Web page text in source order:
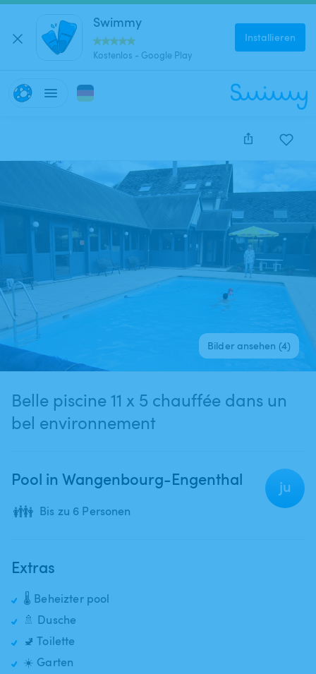
Swimmy
Kostenlos - Google Play
Installieren
Bilder ansehen (4)
Belle piscine 11 x 5 chauffée dans un
bel environnement
Pool in Wangenbourg-Engenthal
👪 Bis zu 6 Personen
ju
Extras
🌡️ Beheizter pool
🚿 Dusche
🚽 Toilette
☀️ Garten